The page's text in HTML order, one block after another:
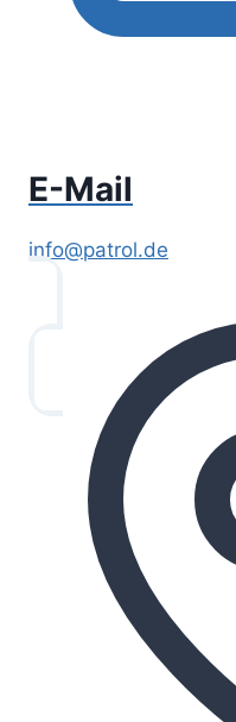
E-Mail
info@patrol.de